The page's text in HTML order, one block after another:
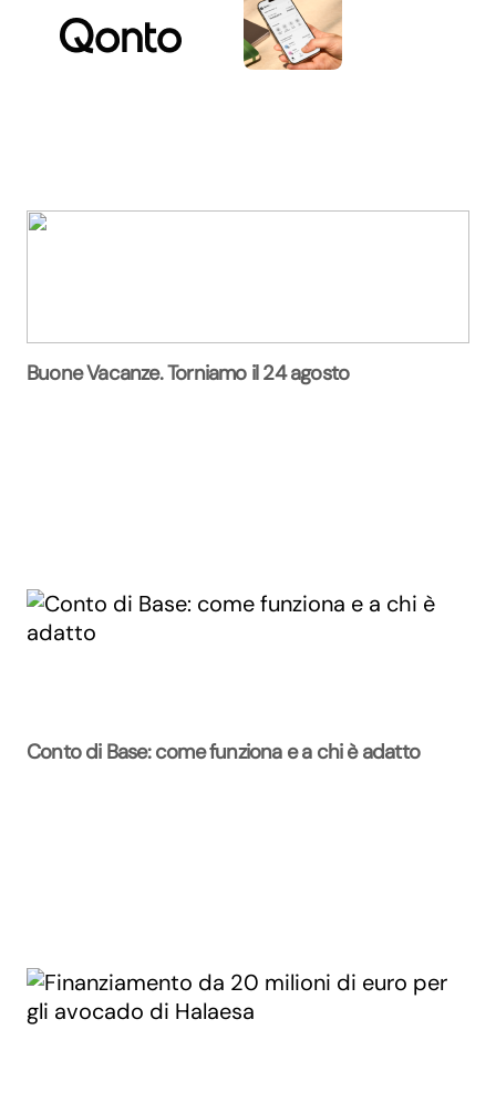
Buone Vacanze. Torniamo il 24 agosto
Conto di Base: come funziona e a chi è adatto